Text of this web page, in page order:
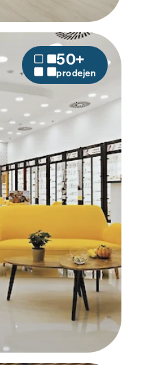
50+
prodejen